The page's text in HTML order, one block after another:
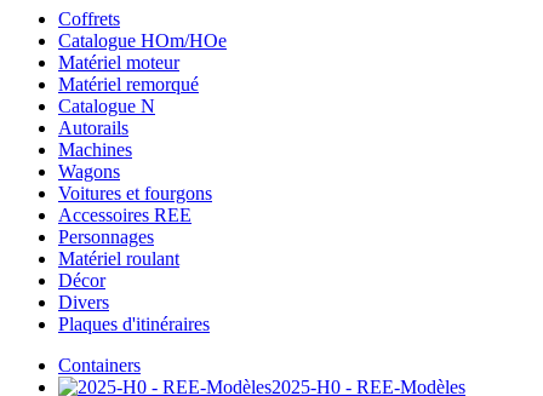
Coffrets
Catalogue HOm/HOe
Matériel moteur
Matériel remorqué
Catalogue N
Autorails
Machines
Wagons
Voitures et fourgons
Accessoires REE
Personnages
Matériel roulant
Décor
Divers
Plaques d'itinéraires
Containers
2025-H0 - REE-Modèles